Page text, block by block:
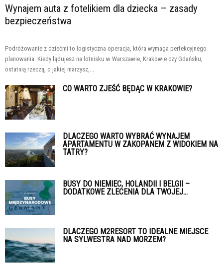
Wynajem auta z fotelikiem dla dziecka – zasady
bezpieczeństwa
Podróżowanie z dziećmi to logistyczna operacja, która wymaga perfekcyjnego
planowania. Kiedy lądujesz na lotnisku w Warszawie, Krakowie czy Gdańsku,
ostatnią rzeczą, o jakiej marzysz,...
CO WARTO ZJEŚĆ BĘDĄC W KRAKOWIE?
DLACZEGO WARTO WYBRAĆ WYNAJEM
APARTAMENTU W ZAKOPANEM Z WIDOKIEM NA
TATRY?
BUSY DO NIEMIEC, HOLANDII I BELGII –
DODATKOWE ZLECENIA DLA TWOJEJ...
DLACZEGO M2RESORT TO IDEALNE MIEJSCE
NA SYLWESTRA NAD MORZEM?